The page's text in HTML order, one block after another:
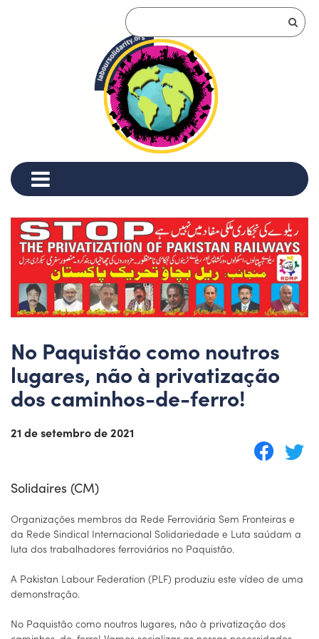
No Paquistão como noutros
lugares, não à privatização
dos caminhos-de-ferro!
21 de setembro de 2021
Solidaires (CM)
Organizações membros da Rede Ferroviária Sem Fronteiras e
da Rede Sindical Internacional Solidariedade e Luta saúdam a
luta dos trabalhadores ferroviários no Paquistão.
A Pakistan Labour Federation (PLF) produziu este vídeo de uma
demonstração.
No Paquistão como noutros lugares, não à privatização dos